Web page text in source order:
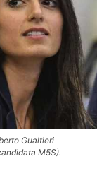
Gualtieri
M5S).